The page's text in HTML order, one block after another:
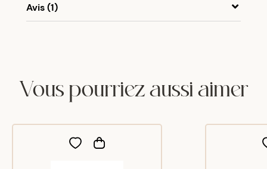
Avis (1)
Vous pourriez aussi aimer